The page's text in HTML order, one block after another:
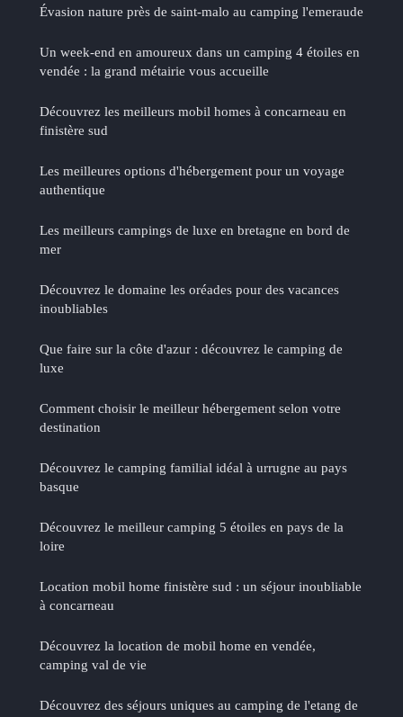
Évasion nature près de saint-malo au camping l'emeraude
Un week-end en amoureux dans un camping 4 étoiles en
vendée : la grand métairie vous accueille
Découvrez les meilleurs mobil homes à concarneau en
finistère sud
Les meilleures options d'hébergement pour un voyage
authentique
Les meilleurs campings de luxe en bretagne en bord de
mer
Découvrez le domaine les oréades pour des vacances
inoubliables
Que faire sur la côte d'azur : découvrez le camping de
luxe
Comment choisir le meilleur hébergement selon votre
destination
Découvrez le camping familial idéal à urrugne au pays
basque
Découvrez le meilleur camping 5 étoiles en pays de la
loire
Location mobil home finistère sud : un séjour inoubliable
à concarneau
Découvrez la location de mobil home en vendée,
camping val de vie
Découvrez des séjours uniques au camping de l'etang de